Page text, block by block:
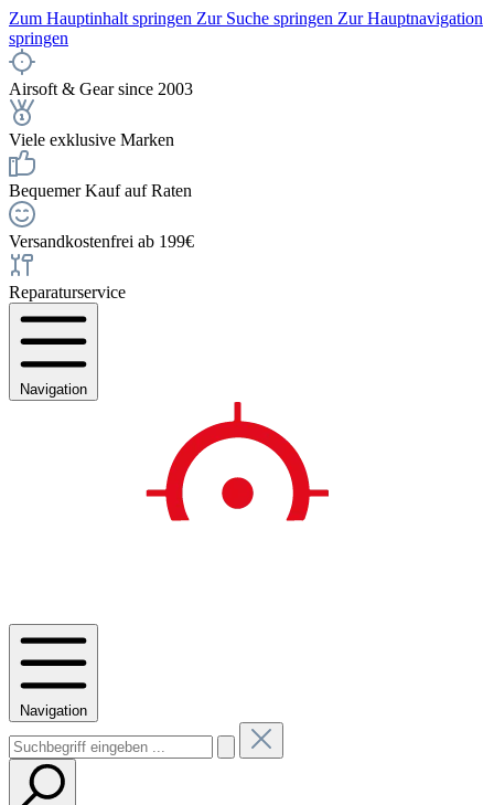
Zum Hauptinhalt springen Zur Suche springen Zur Hauptnavigation
springen
Airsoft & Gear since 2003
Viele exklusive Marken
Bequemer Kauf auf Raten
Versandkostenfrei ab 199€
Reparaturservice
Navigation
Navigation